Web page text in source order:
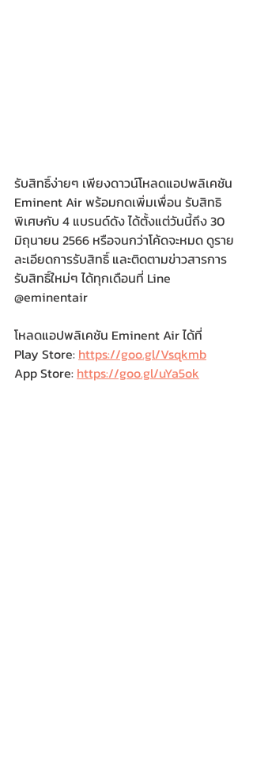
รับสิทธิ์ง่ายๆ เพียงดาวน์โหลดแอปพลิเคชัน
Eminent Air พร้อมกดเพิ่มเพื่อน รับสิทธิ
พิเศษกับ 4 แบรนด์ดัง ได้ตั้งแต่วันนี้ถึง 30
มิถุนายน 2566 หรือจนกว่าโค้ดจะหมด ดูราย
ละเอียดการรับสิทธิ์ และติดตามข่าวสารการ
รับสิทธิ์ใหม่ๆ ได้ทุกเดือนที่ Line
@eminentair
โหลดแอปพลิเคชัน Eminent Air ได้ที่
Play Store: https://goo.gl/Vsqkmb
App Store: https://goo.gl/uYa5ok